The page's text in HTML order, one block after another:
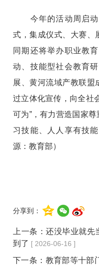
今年的活动周启动
式，集成仪式、大赛、
同期还将举办职业教
动、技能型社会教育
展、黄河流域产教联盟
过立体化宣传，向全社
可为”，有力营造国家
习技能、人人享有技
源：教育部）
分享到：
上一条：还没毕业就先
到了 [ 2026-06-16 ]
下一条： 教育部等十部